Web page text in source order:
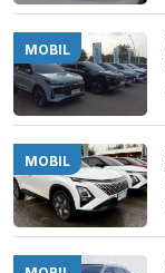
MOBIL
MOBIL